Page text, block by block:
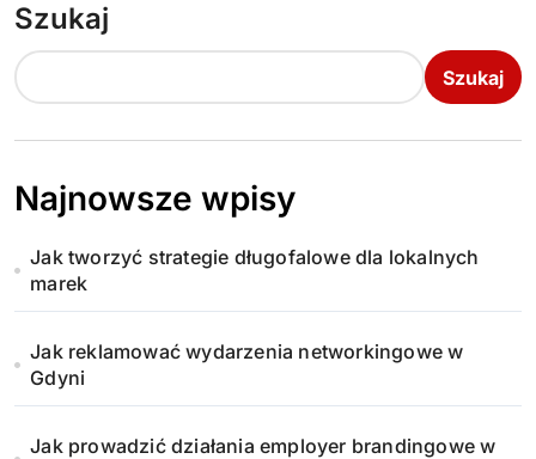
Szukaj
Szukaj
Najnowsze wpisy
Jak tworzyć strategie długofalowe dla lokalnych
marek
Jak reklamować wydarzenia networkingowe w
Gdyni
Jak prowadzić działania employer brandingowe w